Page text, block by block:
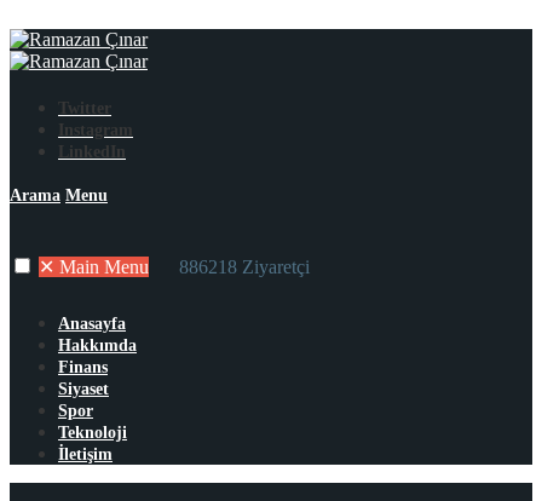
Twitter
Instagram
LinkedIn
Arama Menu
✕ Main Menu 886218 Ziyaretçi
Anasayfa
Hakkımda
Finans
Siyaset
Spor
Teknoloji
İletişim